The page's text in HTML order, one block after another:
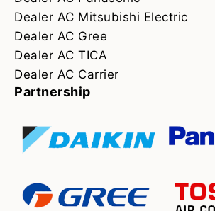
Dealer AC Mitsubishi Electric
Dealer AC Gree
Dealer AC TICA
Dealer AC Carrier
Partnership